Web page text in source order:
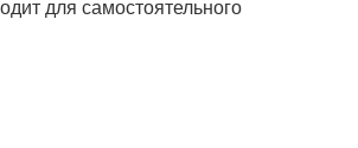
для самостоятельного